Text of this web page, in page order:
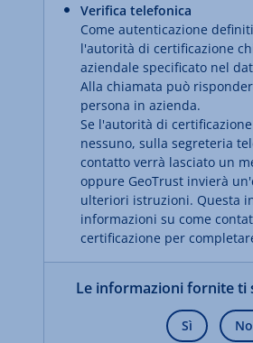
Verifica telefonica
Come autenticazione
l'autorità di certificazione
aziendale specificato nel
Alla chiamata può
persona in azienda.
Se l'autorità di
nessuno, sulla segreteria
contatto verrà lasciato un
oppure GeoTrust invierà
ulteriori istruzioni. Questa
informazioni su come
certificazione per
Le informazioni fornite ti
Sì No